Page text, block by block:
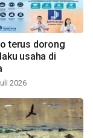
terus dorong
usaha di
2026